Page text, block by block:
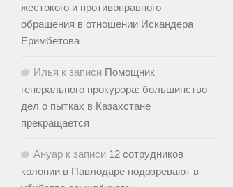
жестокого и противоправного
обращения в отношении Искандера
Еримбетова
Илья к записи Помощник
генерального прокурора: большинство
дел о пытках в Казахстане
прекращается
Ануар к записи 12 сотрудников
колонии в Павлодаре подозревают в